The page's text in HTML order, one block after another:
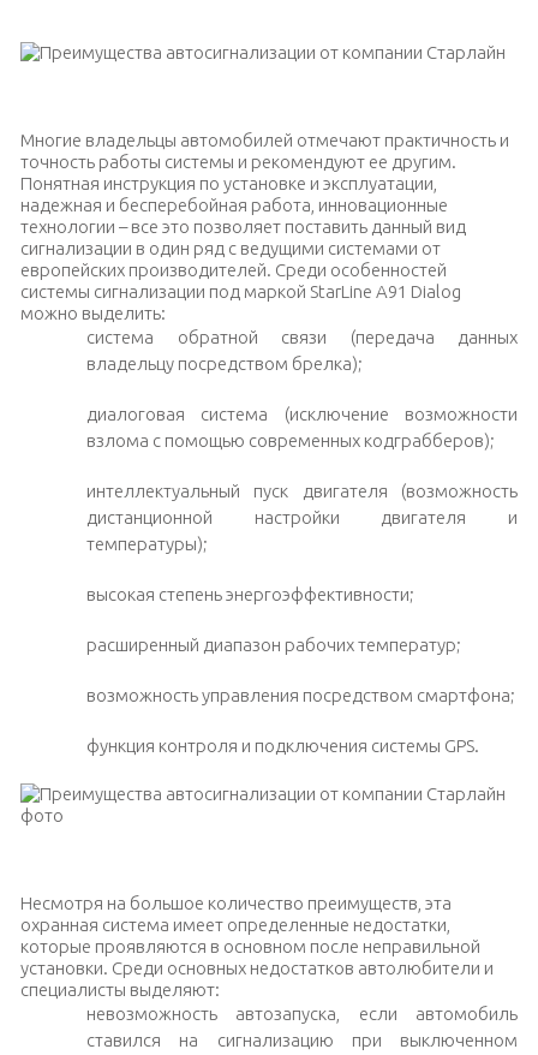
Многие владельцы автомобилей отмечают практичность и
точность работы системы и рекомендуют ее другим.
Понятная инструкция по установке и эксплуатации,
надежная и бесперебойная работа, инновационные
технологии – все это позволяет поставить данный вид
сигнализации в один ряд с ведущими системами от
европейских производителей. Среди особенностей
системы сигнализации под маркой StarLine A91 Dialog
можно выделить:
система обратной связи (передача данных
владельцу посредством брелка);
диалоговая система (исключение возможности
взлома с помощью современных кодграбберов);
интеллектуальный пуск двигателя (возможность
дистанционной настройки двигателя и
температуры);
высокая степень энергоэффективности;
расширенный диапазон рабочих температур;
возможность управления посредством смартфона;
функция контроля и подключения системы GPS.
Несмотря на большое количество преимуществ, эта
охранная система имеет определенные недостатки,
которые проявляются в основном после неправильной
установки. Среди основных недостатков автолюбители и
специалисты выделяют:
невозможность автозапуска, если автомобиль
ставился на сигнализацию при выключенном